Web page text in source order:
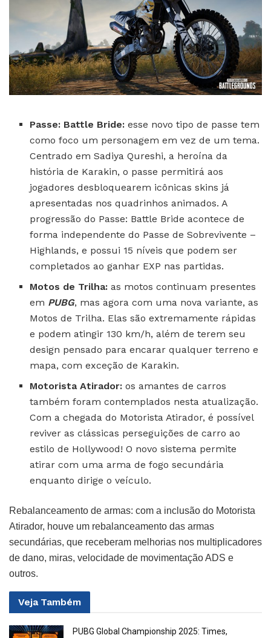
Passe: Battle Bride: esse novo tipo de passe tem
como foco um personagem em vez de um tema.
Centrado em Sadiya Qureshi, a heroína da
história de Karakin, o passe permitirá aos
jogadores desbloquearem icônicas skins já
apresentadas nos quadrinhos animados. A
progressão do Passe: Battle Bride acontece de
forma independente do Passe de Sobrevivente –
Highlands, e possui 15 níveis que podem ser
completados ao ganhar EXP nas partidas.
Motos de Trilha:as motos continuam presentes
em PUBG, mas agora com uma nova variante, as
Motos de Trilha. Elas são extremamente rápidas
e podem atingir 130 km/h, além de terem seu
design pensado para encarar qualquer terreno e
mapa, com exceção de Karakin.
Motorista Atirador:os amantes de carros
também foram contemplados nesta atualização.
Com a chegada do Motorista Atirador, é possível
reviver as clássicas perseguições de carro ao
estilo de Hollywood! O novo sistema permite
atirar com uma arma de fogo secundária
enquanto dirige o veículo.
Rebalanceamento de armas: com a inclusão do Motorista
Atirador, houve um rebalanceamento das armas
secundárias, que receberam melhorias nos multiplicadores
de dano, miras, velocidade de movimentação ADS e
outros.
Veja Também
PUBG Global Championship 2025: Times,